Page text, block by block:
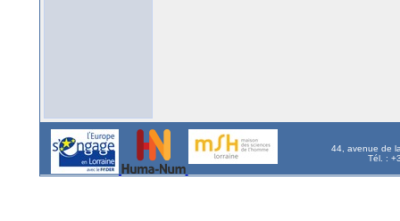
44, avenue de
Tél. :